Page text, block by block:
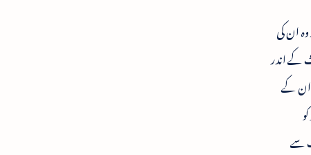
ہیں اور وہ ان کی
کے اندر
ان کے
سے